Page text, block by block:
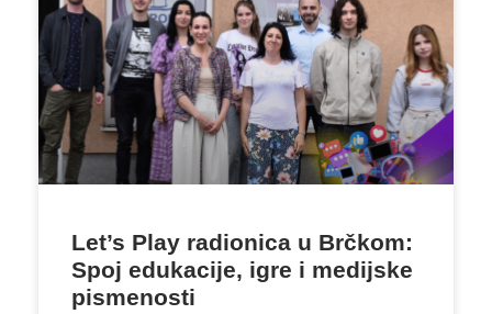
Let’s Play radionica u Brčkom:
Spoj edukacije, igre i medijske
pismenosti